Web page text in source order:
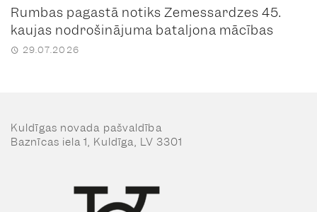
Rumbas pagastā notiks Zemessardzes 45.
kaujas nodrošinājuma bataljona mācības
29.07.2026
Kuldīgas novada pašvaldība
Baznīcas iela 1, Kuldīga, LV 3301